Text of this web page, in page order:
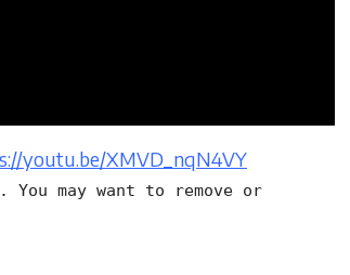
youtu.be/XMVD_nqN4VY
may want to remove or